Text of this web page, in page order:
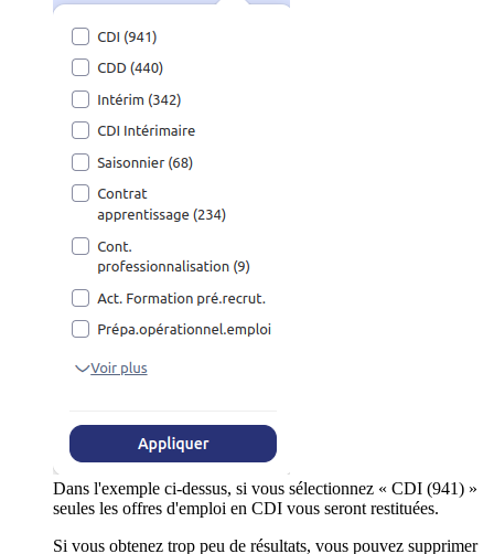
Dans l'exemple ci-dessus, si vous sélectionnez « CDI (941) »
seules les offres d'emploi en CDI vous seront restituées.
Si vous obtenez trop peu de résultats, vous pouvez supprimer